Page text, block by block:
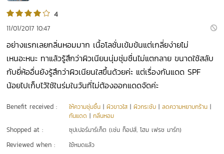
4
11/01/2017 10:47
อย่างแรกเลยกลิ่นหอมมาก เนื้อโลชั่นเข้มข้นแต่เกลี่ยง่ายไม่
เหนอะหนะ ทาแล้วรู้สึกว่าผิวเนียนนุ่มชุ่มชื่นไม่แตกลาย ขนาดใช้สลับ
กับยี่ห้ออื่นยังรู้สึกว่าผิวเนียนใสขึ้นด้วยค่ะ แต่เรื่องกันแดด SPF
น้อยไปเก็บไว้ใช้ในร่มในวันที่ไม่ต้องออกแดดจัดค่ะ
Benefit received : ให้ความชุ่มชื้น |ผิวขาวใส |ผิวกระชับ |ลดความหยาบกร้าน |
กันแดด |กลิ่นหอม
Shopped at : ซุปเปอร์มาร์เก็ต (เช่น ท็อปส์, โฮม เฟรช มาร์ท)
Reviewed when : ใช้หมดแล้ว